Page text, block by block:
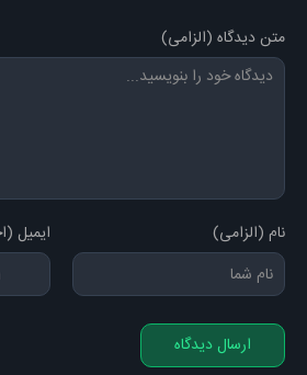
متن دیدگاه (الزامی)
نام (الزامی) ایمیل
ارسال دیدگاه